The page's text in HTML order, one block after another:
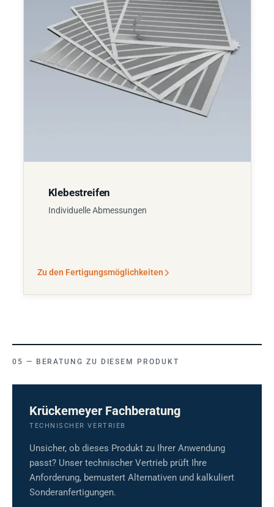
Klebestreifen
Individuelle Abmessungen
Zu den Fertigungsmöglichkeiten
BERATUNG ZU DIESEM PRODUKT
Krückemeyer Fachberatung
TECHNISCHER VERTRIEB
Unsicher, ob dieses Produkt zu Ihrer Anwendung
passt? Unser technischer Vertrieb prüft Ihre
Anforderung, bemustert Alternativen und kalkuliert
Sonderanfertigungen.